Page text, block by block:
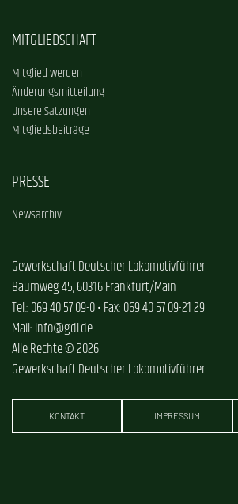
MITGLIEDSCHAFT
Mitglied werden
Änderungsmitteilung
Unsere Satzungen
Mitgliedsbeiträge
PRESSE
Newsarchiv
Gewerkschaft Deutscher Lokomotivführer
Baumweg 45, 60316 Frankfurt/Main
Tel.: 069 40 57 09-0 • Fax: 069 40 57 09-21 29
Mail: info@gdl.de
Alle Rechte © 2026
Gewerkschaft Deutscher Lokomotivführer
KONTAKT IMPRESSUM